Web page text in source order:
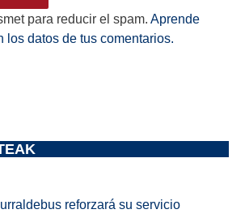
para reducir el spam. Aprende
los datos de tus comentarios.
reforzará su servicio